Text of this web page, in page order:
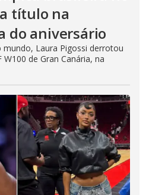
título na
do aniversário
mundo, Laura Pigossi derrotou
de Gran Canária, na